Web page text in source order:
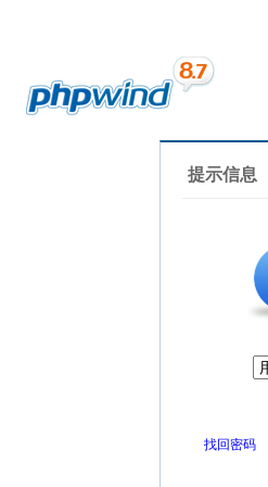
提示信息
找回密码